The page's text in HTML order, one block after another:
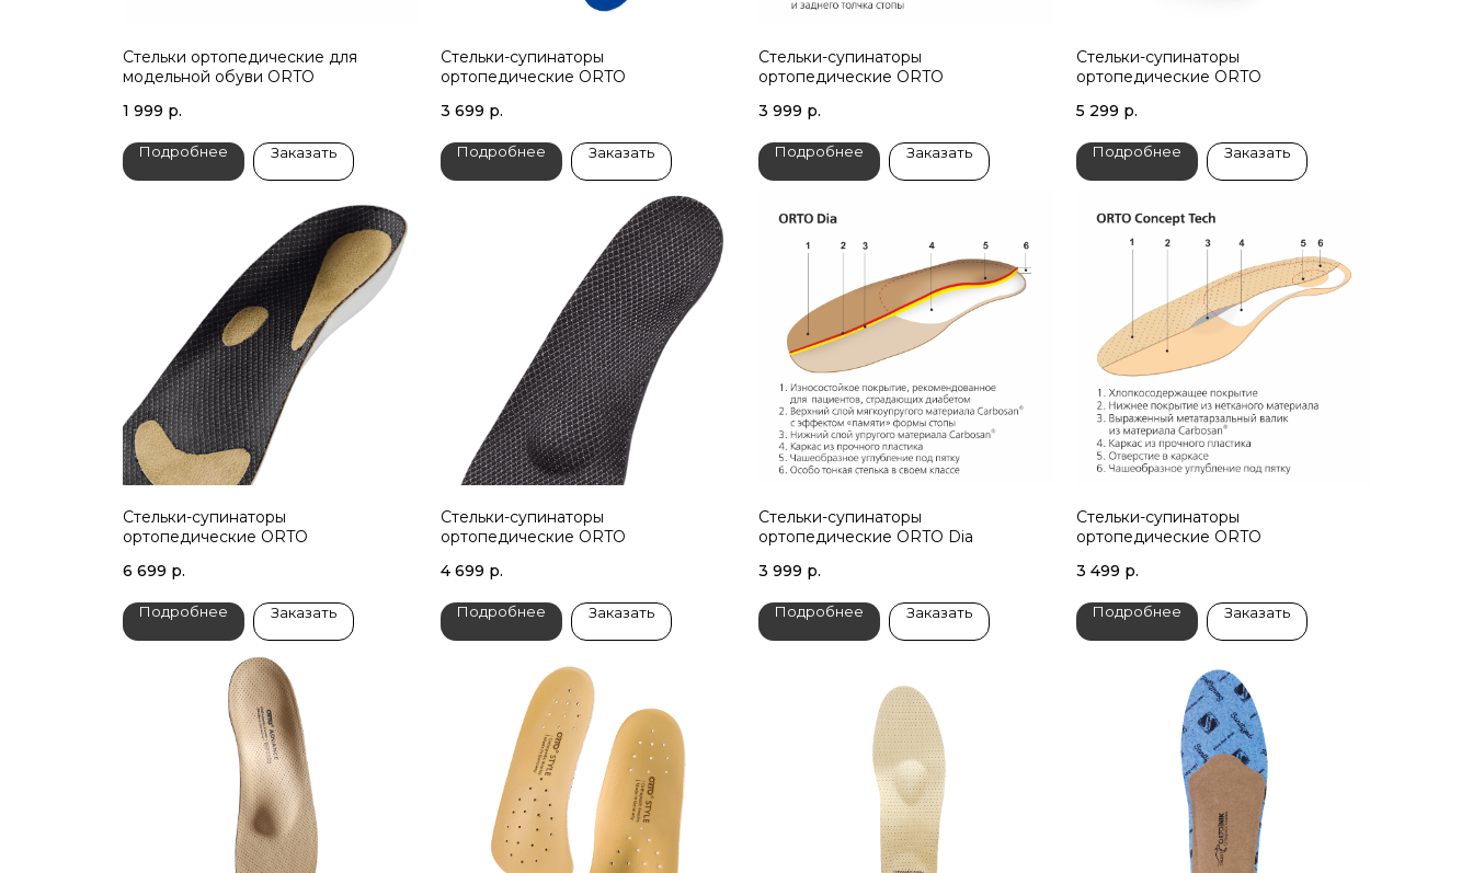
Стельки ортопедические для
модельной обуви ORTO
1 999 р.
Подробнее Заказать
Стельки-супинаторы
ортопедические ORTO
3 699 р.
Подробнее Заказать
Стельки-супинаторы
ортопедические ORTO
3 999 р.
Подробнее Заказать
Стельки-супинаторы
ортопедические ORTO
5 299 р.
Подробнее Заказать
Стельки-супинаторы
ортопедические ORTO
6 699 р.
Подробнее Заказать
Стельки-супинаторы
ортопедические ORTO
4 699 р.
Подробнее Заказать
Стельки-супинаторы
ортопедические ORTO Dia
3 999 р.
Подробнее Заказать
Стельки-супинаторы
ортопедические ORTO
3 499 р.
Подробнее Заказать